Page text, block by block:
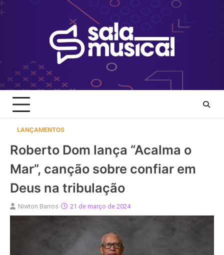
Skip
to
LANÇAMENTOS
Roberto Dom lança “Acalma o
Mar”, canção sobre confiar em
Deus na tribulação
Niwton Barros 21 de março de 2024